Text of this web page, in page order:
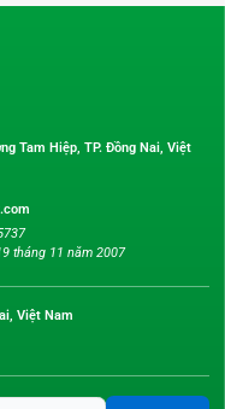
Tam Hiệp, TP. Đồng Nai, Việt
tháng 11 năm 2007
Việt Nam